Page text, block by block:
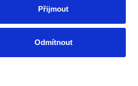
Přijmout
Odmítnout